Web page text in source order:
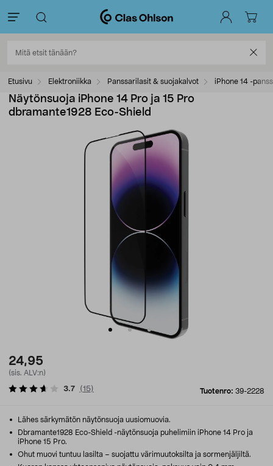
Etusivu Elektroniikka Panssarilasit & suojakalvot iPhone 14 -
Näytönsuoja iPhone 14 Pro ja 15 Pro
dbramante1928 Eco-Shield
24,95
(sis. ALV:n)
Tuotenro: 39-2228
3.7 (15)
Lähes särkymätön näytönsuoja uusiomuovia.
Dbramante1928 Eco-Shield -näytönsuoja puhelimiin iPhone 14 Pro ja
iPhone 15 Pro.
Ohut muovi tuntuu lasilta – suojattu värimuutoksilta ja sormenjäljiltä.